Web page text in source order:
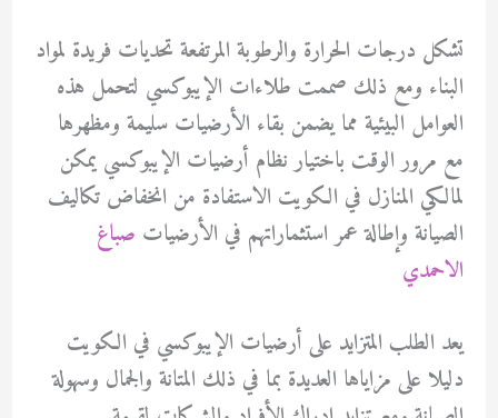
تشكل درجات الحرارة والرطوبة المرتفعة تحديات فريدة لمواد
البناء ومع ذلك صممت طلاءات الإيبوكسي لتحمل هذه
العوامل البيئية مما يضمن بقاء الأرضيات سليمة ومظهرها
مع مرور الوقت باختيار نظام أرضيات الإيبوكسي يمكن
لمالكي المنازل في الكويت الاستفادة من انخفاض تكاليف
الصيانة وإطالة عمر استثماراتهم في الأرضيات صباغ
الاحمدي
يعد الطلب المتزايد على أرضيات الإيبوكسي في الكويت
دليلا على مزاياها العديدة بما في ذلك المتانة والجمال وسهولة